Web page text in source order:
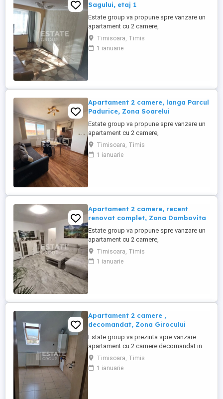
Sagului, etaj 1
Estate group va propune spre vanzare un
apartament cu 2 camere,
semidecomandat, situat pe strada
principala in zona Sagului cu acces facil
catre principalele puncte de interes ale
Timisoara, Timis
1 ianuarie
Apartament 2 camere, langa Parcul
Padurice, Zona Soarelui
Estate group va propune spre vanzare un
apartament cu 2 camere,
semidecomandat, situat in zona Soarelui,
cu acces facil catre principalele puncte de
interes ale orasului. Proprietatea se afla la
Timisoara, Timis
1 ianuarie
Apartament 2 camere, recent
renovat complet, Zona Dambovita
Estate group va propune spre vanzare un
apartament cu 2 camere,
semidecomandat, situat in zona
Dambovita, cu acces facil catre Calea
Sagului si principalele puncte de interes
excelente, ...
Timisoara, Timis
1 ianuarie
Apartament 2 camere ,
decomandat, Zona Girocului
Estate group va prezinta spre vanzare
apartament cu 2 camere decomandat in
zona Girocului, pozitie excelenta, situat la
etajul 5 intr-un imobil P+5, cu pod pentru
depozitare si acoperis cu tigla. Ideal
Timisoara, Timis
1 ianuarie